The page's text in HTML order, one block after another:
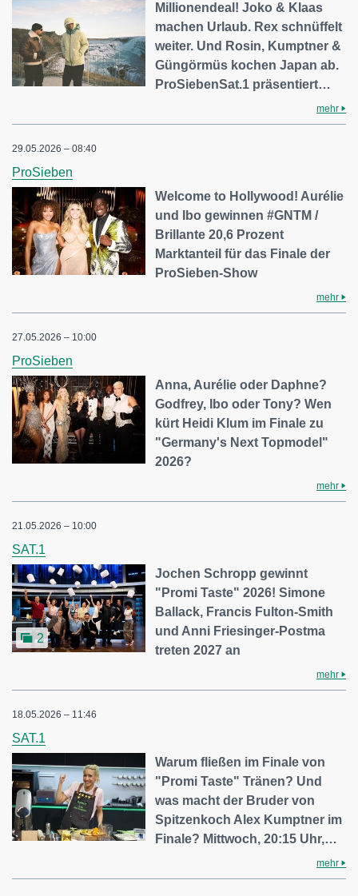
Millionendeal! Joko & Klaas
machen Urlaub. Rex schnüffelt
weiter. Und Rosin, Kumptner &
Güngörmüs kochen Japan ab.
ProSiebenSat.1 präsentiert…
mehr
29.05.2026 – 08:40
ProSieben
Welcome to Hollywood! Aurélie
und Ibo gewinnen #GNTM /
Brillante 20,6 Prozent
Marktanteil für das Finale der
ProSieben-Show
mehr
27.05.2026 – 10:00
ProSieben
Anna, Aurélie oder Daphne?
Godfrey, Ibo oder Tony? Wen
kürt Heidi Klum im Finale zu
"Germany's Next Topmodel"
2026?
mehr
21.05.2026 – 10:00
SAT.1
2
Jochen Schropp gewinnt
"Promi Taste" 2026! Simone
Ballack, Francis Fulton-Smith
und Anni Friesinger-Postma
treten 2027 an
mehr
18.05.2026 – 11:46
SAT.1
Warum fließen im Finale von
"Promi Taste" Tränen? Und
was macht der Bruder von
Spitzenkoch Alex Kumptner im
Finale? Mittwoch, 20:15 Uhr,…
mehr